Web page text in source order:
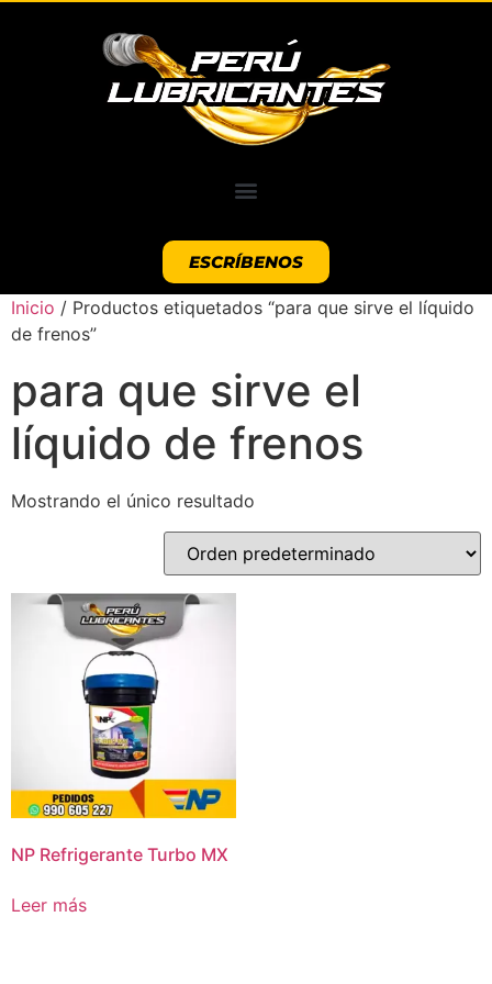
ESCRÍBENOS
Inicio / Productos etiquetados “para que sirve el líquido
de frenos”
para que sirve el
líquido de frenos
Mostrando el único resultado
NP Refrigerante Turbo MX
Leer más